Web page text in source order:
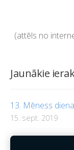
Jaunākie
13. Mēness diena
15. sept. 2019
Cilvēka
(attēls no